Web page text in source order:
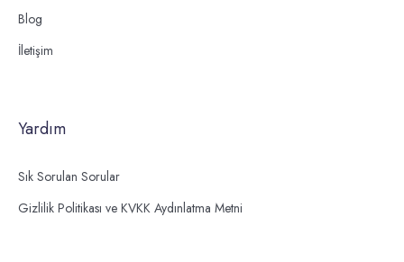
Blog
İletişim
Yardım
Sık Sorulan Sorular
Gizlilik Politikası ve KVKK Aydınlatma Metni